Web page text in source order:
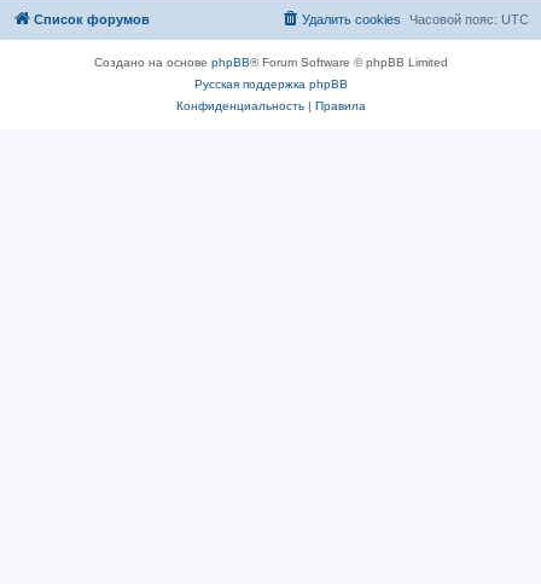
Список форумов Часовой пояс: UTC
Удалить cookies
Создано на основе phpBB® Forum Software © phpBB Limited
Русская поддержка phpBB
Конфиденциальность| Правила